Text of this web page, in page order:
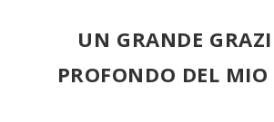
UN GRANDE
PROFONDO DEL MIO